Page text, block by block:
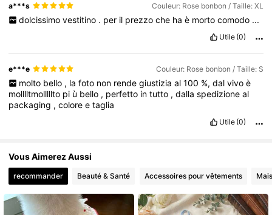
a***s Couleur: Rose bonbon / Taille: XL
dolcissimo vestitino . per il prezzo che ha è morto comodo ...
Utile (0)
e***e Couleur: Rose bonbon / Taille: S
molto bello , la foto non rende giustizia al 100 %, dal vivo è
molllltmolllllto pi ù bello , perfetto intutto ,dallaspedizioneal
packaging ,coloreetaglia
Utile (0)
Vous Aimerez Aussi
recommander Beauté & Santé Accessoires pour vêtements